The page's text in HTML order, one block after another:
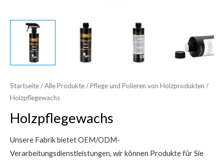
Startseite/Alle Produkte/Pflege und Polieren von Holzprodukten /
Holzpflegewachs
Holzpflegewachs
Unsere Fabrik bietet OEM/ODM-
Verarbeitungsdienstleistungen, wir können Produkte für Sie